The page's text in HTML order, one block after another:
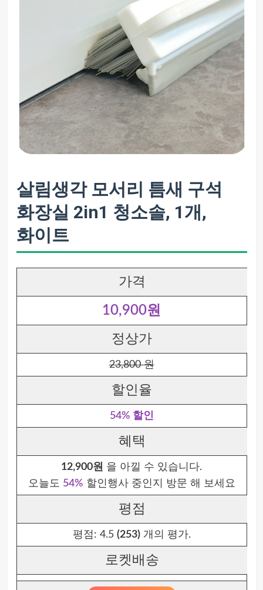
살림생각 모서리 틈새 구석
화장실 2in1 청소솔, 1개,
화이트
가격
10,900원
정상가
23,800 원
할인율
54% 할인
혜택
12,900원 을 아낄 수 있습니다.
오늘도 54% 할인행사 중인지 방문 해 보세요
평점
평점: 4.5 (253)개의 평가.
로켓배송